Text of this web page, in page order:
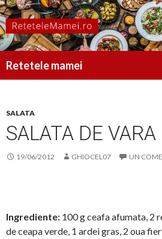
Retetele mamei
SALATA
SALATA DE VARA
19/06/2012 GHIOCEL07 UN
Ingrediente: 100 g ceafa afumata, 2
de ceapa verde, 1 ardei gras, 2 oua